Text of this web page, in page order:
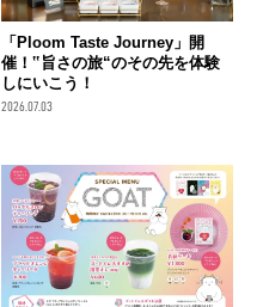
「Ploom Taste Journey」開
催！‟旨さの旅“のその先を体験
しにいこう！
2026.07.03